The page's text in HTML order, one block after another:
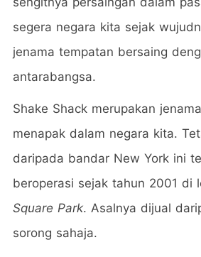
segera negara kita sejak
jenama tempatan bersaing
antarabangsa.
Shake Shack merupakan
menapak dalam negara kita.
daripada bandar New York ini
beroperasi sejak tahun 2001 di
Square Park. Asalnya dijual
sorong sahaja.